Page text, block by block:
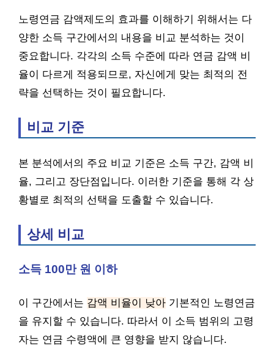
노령연금 감액제도의 효과를 이해하기 위해서는 다
양한 소득 구간에서의 내용을 비교 분석하는 것이
중요합니다. 각각의 소득 수준에 따라 연금 감액 비
율이 다르게 적용되므로, 자신에게 맞는 최적의 전
략을 선택하는 것이 필요합니다.
비교 기준
본 분석에서의 주요 비교 기준은 소득 구간, 감액 비
율, 그리고 장단점입니다. 이러한 기준을 통해 각 상
황별로 최적의 선택을 도출할 수 있습니다.
상세 비교
소득 100만 원 이하
이 구간에서는 감액 비율이 낮아 기본적인 노령연금
을 유지할 수 있습니다. 따라서 이 소득 범위의 고령
자는 연금 수령액에 큰 영향을 받지 않습니다.